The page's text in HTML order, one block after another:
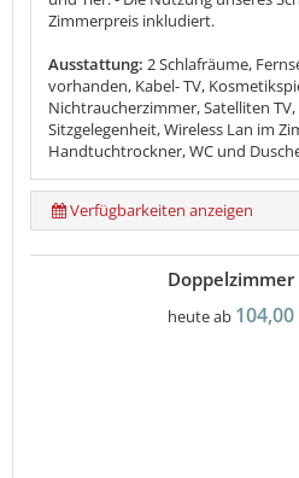
Zimmerpreis inkludiert.
Ausstattung: 2 Schlafräume,
vorhanden, Kabel- TV,
Nichtraucherzimmer, Satelliten
Sitzgelegenheit, Wireless Lan im
Handtuchtrockner, WC und
Verfügbarkeiten anzeigen
heute ab 104,00